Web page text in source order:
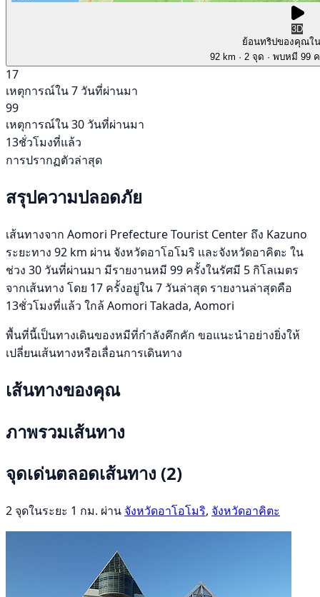
3D
ย้อนทริปของคุณใ
92 km · 2 จุด · พบหมี 99
17
เหตุการณ์ใน 7 วันที่ผ่านมา
99
เหตุการณ์ใน 30 วันที่ผ่านมา
13ชั่วโมงที่แล้ว
การปรากฏตัวล่าสุด
สรุปความปลอดภัย
เส้นทางจาก Aomori Prefecture Tourist Center ถึง Kazuno
ระยะทาง 92 km ผ่าน จังหวัดอาโอโมริ และจังหวัดอาคิตะ ใน
ช่วง 30 วันที่ผ่านมา มีรายงานหมี 99 ครั้งในรัศมี 5 กิโลเมตร
จากเส้นทาง โดย 17 ครั้งอยู่ใน 7 วันล่าสุด รายงานล่าสุดคือ
13ชั่วโมงที่แล้ว ใกล้ Aomori Takada, Aomori
พื้นที่นี้เป็นทางเดินของหมีที่กำลังคึกคัก ขอแนะนำอย่างยิ่งให้
เปลี่ยนเส้นทางหรือเลื่อนการเดินทาง
เส้นทางของคุณ
ภาพรวมเส้นทาง
จุดเด่นตลอดเส้นทาง (2)
2 จุดในระยะ 1 กม. ผ่าน จังหวัดอาโอโมริ, จังหวัดอาคิตะ